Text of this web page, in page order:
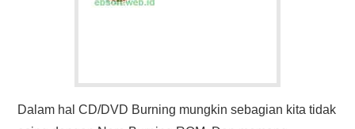
Dalam hal CD/DVD Burning mungkin sebagian kita tidak